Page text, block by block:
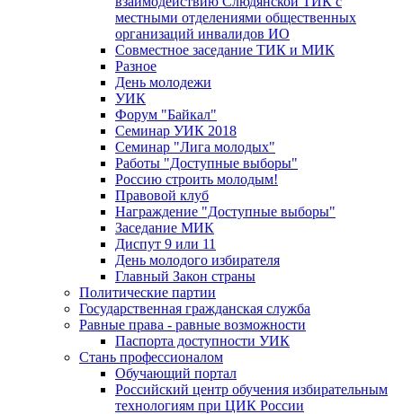
местными отделениями общественных
организаций инвалидов ИО
Совместное заседание ТИК и МИК
Разное
День молодежи
УИК
Форум "Байкал"
Семинар УИК 2018
Семинар "Лига молодых"
Работы "Доступные выборы"
Россию строить молодым!
Правовой клуб
Награждение "Доступные выборы"
Заседание МИК
Диспут 9 или 11
День молодого избирателя
Главный Закон страны
Политические партии
Государственная гражданская служба
Равные права - равные возможности
Паспорта доступности УИК
Стань профессионалом
Обучающий портал
Российский центр обучения избирательным
технологиям при ЦИК России